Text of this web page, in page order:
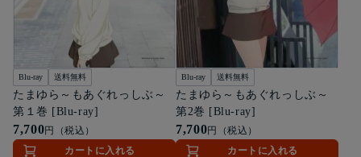
Blu-ray 送料無料
たまゆら～もあぐれっしぶ～
第１巻 [Blu-ray]
7,700円（税込）
カートに入れる
Blu-ray 送料無料
たまゆら～もあぐれっしぶ～
第2巻 [Blu-ray]
7,700円（税込）
カートに入れる